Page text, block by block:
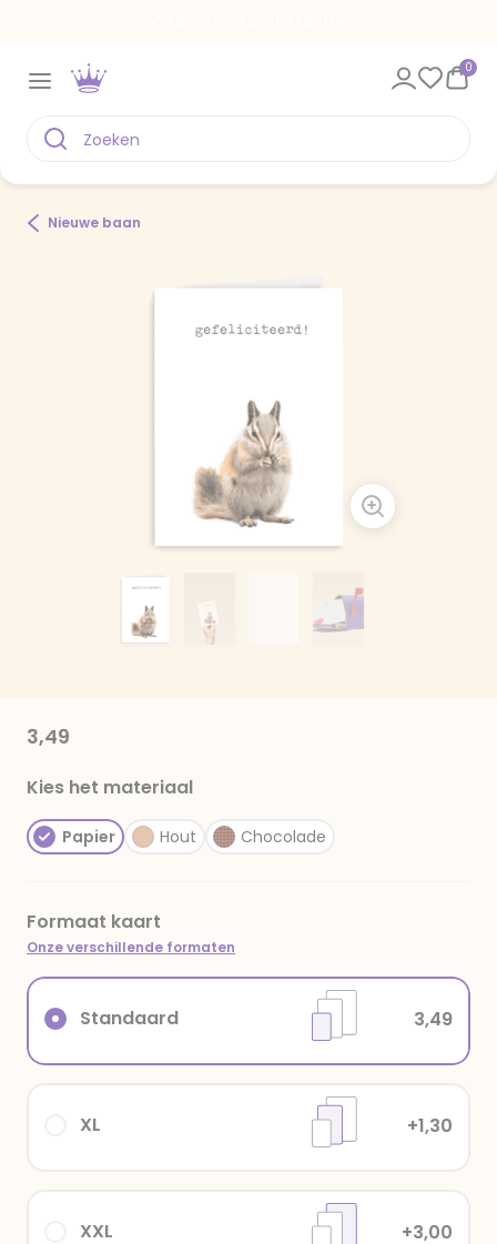
0
Nieuwe baan
3,49
Kies het materiaal
Papier Hout Chocolade
Formaat kaart
Onze verschillende formaten
XXL +3,00
XL +1,30
Standaard 3,49